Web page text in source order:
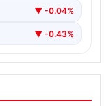
▼ -0.04%
▼ -0.43%